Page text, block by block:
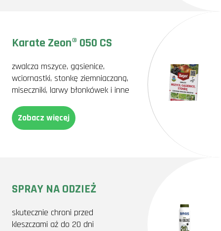
Karate Zeon® 050 CS
zwalcza mszyce, gąsienice,
wciornastki, stonkę ziemniaczaną,
miseczniki, larwy błonkówek i inne
Zobacz więcej
SPRAY NA ODZIEŻ
skutecznie chroni przed
kleszczami aż do 20 dni